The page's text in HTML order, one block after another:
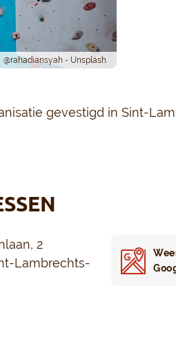
@rahadiansyah - Unsplash
gevestigd in Sint-
2
Lambrechts-